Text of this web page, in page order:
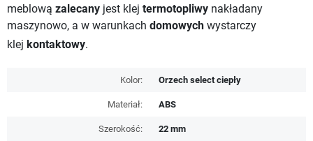
meblową zalecany jest klej termotopliwy nakładany
maszynowo, a w warunkach domowych wystarczy
klej kontaktowy.
Kolor: Orzech select ciepły
Materiał: ABS
Szerokość: 22 mm